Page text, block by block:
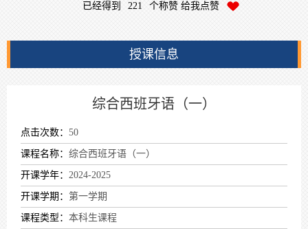
已经得到 221 个称赞 给我点赞
授课信息
综合西班牙语（一）
点击次数： 50
课程名称： 综合西班牙语（一）
开课学年： 2024-2025
开课学期： 第一学期
课程类型： 本科生课程